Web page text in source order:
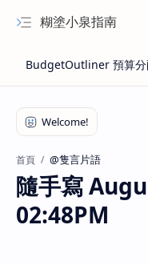
糊塗小泉指南
首頁 @隻言片語
隨手寫
02:48PM